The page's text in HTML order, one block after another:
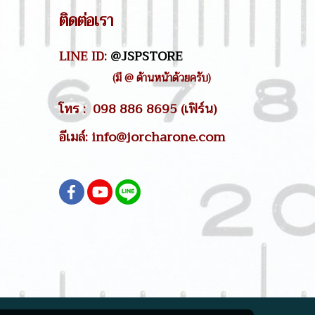
ติดต่อเรา
LINE ID:@JSPSTORE
(มี @ ด้านหน้าด้วยครับ)
โทร : 098 886 8695 (เฟิร์น)
อีเมล์: info@jorcharone.com